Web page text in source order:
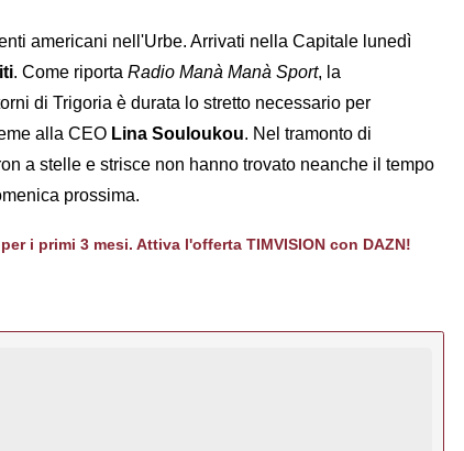
americani nell'Urbe. Arrivati nella Capitale lunedì
. Come riporta Radio Manà Manà Sport, la
di Trigoria è durata lo stretto necessario per
alla CEO Lina Souloukou. Nel tramonto di
a stelle e strisce non hanno trovato neanche il tempo
prossima.
i primi 3 mesi. Attiva l'offerta TIMVISION con DAZN!